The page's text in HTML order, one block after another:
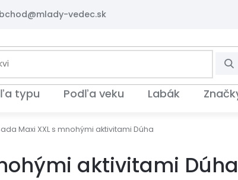
vedec.sk
typu Podľa veku Labák
Maxi XXL s mnohými aktivitami Dúha
aktivitami Dúha